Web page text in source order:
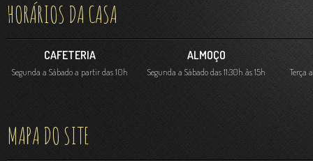
HORÁRIOS DA CASA
CAFETERIA
Segunda a Sábado a partir das 10h
ALMOÇO
Segunda a Sábado das 11:30h às 15h Terça
MAPA DO SITE